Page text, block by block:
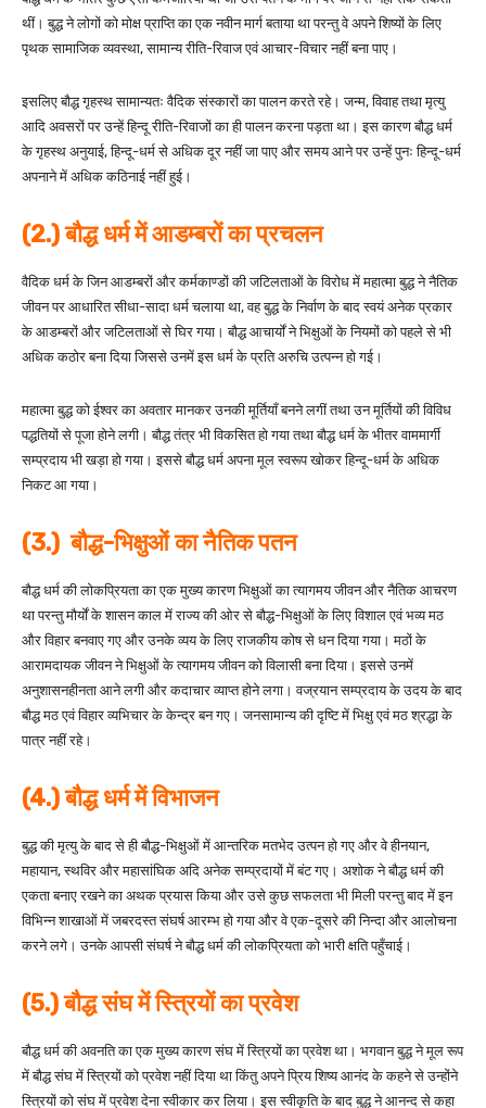
थीं। बुद्ध ने लोगों को मोक्ष प्राप्ति का एक नवीन मार्ग बताया था परन्तु वे अपने शिष्यों के लिए
पृथक सामाजिक व्यवस्था, सामान्य रीति-रिवाज एवं आचार-विचार नहीं बना पाए।
इसलिए बौद्ध गृहस्थ सामान्यतः वैदिक संस्कारों का पालन करते रहे। जन्म, विवाह तथा मृत्यु
आदि अवसरों पर उन्हें हिन्दू रीति-रिवाजों का ही पालन करना पड़ता था। इस कारण बौद्ध धर्म
के गृहस्थ अनुयाई, हिन्दू-धर्म से अधिक दूर नहीं जा पाए और समय आने पर उन्हें पुनः हिन्दू-धर्म
अपनाने में अधिक कठिनाई नहीं हुई।
(2.) बौद्ध धर्म में आडम्बरों का प्रचलन
वैदिक धर्म के जिन आडम्बरों और कर्मकाण्डों की जटिलताओं के विरोध में महात्मा बुद्ध ने नैतिक
जीवन पर आधारित सीधा-सादा धर्म चलाया था, वह बुद्ध के निर्वाण के बाद स्वयं अनेक प्रकार
के आडम्बरों और जटिलताओं से घिर गया। बौद्ध आचार्यों ने भिक्षुओं के नियमों को पहले से भी
अधिक कठोर बना दिया जिससे उनमें इस धर्म के प्रति अरुचि उत्पन्न हो गई।
महात्मा बुद्ध को ईश्वर का अवतार मानकर उनकी मूर्तियाँ बनने लगीं तथा उन मूर्तियों की विविध
पद्धतियों से पूजा होने लगी। बौद्ध तंत्र भी विकसित हो गया तथा बौद्ध धर्म के भीतर वाममार्गी
सम्प्रदाय भी खड़ा हो गया। इससे बौद्ध धर्म अपना मूल स्वरूप खोकर हिन्दू-धर्म के अधिक
निकट आ गया।
(3.) बौद्ध-भिक्षुओं का नैतिक पतन
बौद्ध धर्म की लोकप्रियता का एक मुख्य कारण भिक्षुओं का त्यागमय जीवन और नैतिक आचरण
था परन्तु मौर्यों के शासन काल में राज्य की ओर से बौद्ध-भिक्षुओं के लिए विशाल एवं भव्य मठ
और विहार बनवाए गए और उनके व्यय के लिए राजकीय कोष से धन दिया गया। मठों के
आरामदायक जीवन ने भिक्षुओं के त्यागमय जीवन को विलासी बना दिया। इससे उनमें
अनुशासनहीनता आने लगी और कदाचार व्याप्त होने लगा। वज्रयान सम्प्रदाय के उदय के बाद
बौद्ध मठ एवं विहार व्यभिचार के केन्द्र बन गए। जनसामान्य की दृष्टि में भिक्षु एवं मठ श्रद्धा के
पात्र नहीं रहे।
(4.) बौद्ध धर्म में विभाजन
बुद्ध की मृत्यु के बाद से ही बौद्ध-भिक्षुओं में आन्तरिक मतभेद उत्पन हो गए और वे हीनयान,
महायान, स्थविर और महासांघिक अदि अनेक सम्प्रदायों में बंट गए। अशोक ने बौद्ध धर्म की
एकता बनाए रखने का अथक प्रयास किया और उसे कुछ सफलता भी मिली परन्तु बाद में इन
विभिन्न शाखाओं में जबरदस्त संघर्ष आरम्भ हो गया और वे एक-दूसरे की निन्दा और आलोचना
करने लगे। उनके आपसी संघर्ष ने बौद्ध धर्म की लोकप्रियता को भारी क्षति पहुँचाई।
(5.) बौद्ध संघ में स्त्रियों का प्रवेश
बौद्ध धर्म की अवनति का एक मुख्य कारण संघ में स्त्रियों का प्रवेश था। भगवान बुद्ध ने मूल रूप
में बौद्ध संघ में स्त्रियों को प्रवेश नहीं दिया था किंतु अपने प्रिय शिष्य आनंद के कहने से उन्होंने
स्त्रियों को संघ में प्रवेश देना स्वीकार कर लिया। इस स्वीकृति के बाद बुद्ध ने आनन्द से कहा